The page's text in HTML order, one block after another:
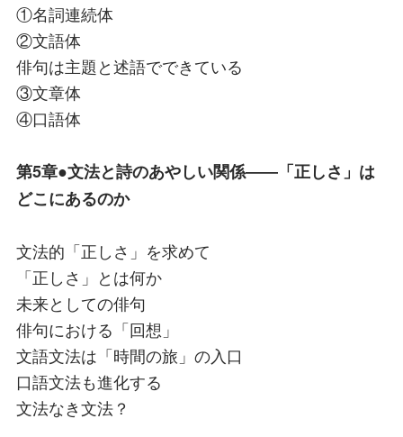
①名詞連続体
②文語体
俳句は主題と述語でできている
③文章体
④口語体
第5章●文法と詩のあやしい関係――「正しさ」は
どこにあるのか
文法的「正しさ」を求めて
「正しさ」とは何か
未来としての俳句
俳句における「回想」
文語文法は「時間の旅」の入口
口語文法も進化する
文法なき文法？